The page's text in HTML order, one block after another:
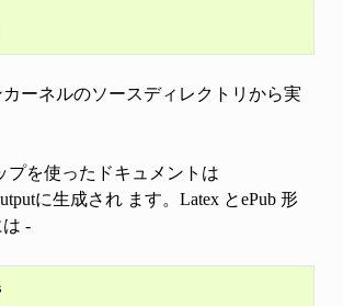
ーネルのソースディレクトリから実
プを使ったドキュメントは
に生成され ます。Latex とePub 形
-